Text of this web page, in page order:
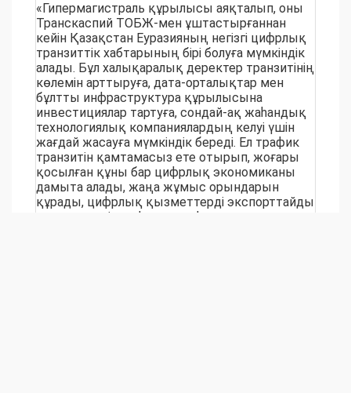
«Гипермагистраль құрылысы аяқталып, оны
Транскаспий ТОБЖ-мен ұштастырғаннан
кейін Қазақстан Еуразияның негізгі цифрлық
транзиттік хабтарының бірі болуға мүмкіндік
алады. Бұл халықаралық деректер транзитінің
көлемін арттыруға, дата-орталықтар мен
бұлтты инфраструктура құрылысына
инвестициялар тартуға, сондай-ақ жаһандық
технологиялық компаниялардың келуі үшін
жағдай жасауға мүмкіндік береді. Ел трафик
транзитін қамтамасыз ете отырып, жоғары
қосылған құны бар цифрлық экономиканы
дамыта алады, жаңа жұмыс орындарын
құрады, цифрлық қызметтерді экспорттайды
және әлемдік цифрлық инфраструктура